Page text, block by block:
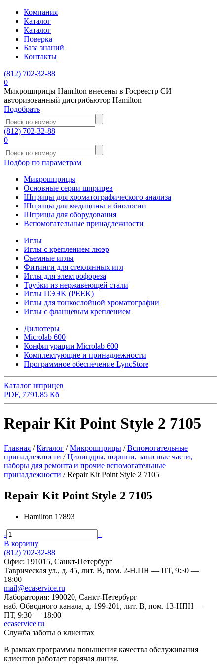
Компания
Каталог
Каталог
Поверка
База знаний
Контакты
(812) 702-32-88
0
Микрошприцы Hamilton внесены в Госреестр СИ
авторизованный дистрибьютор Hamilton
Подобрать
(812) 702-32-88
0
Подбор по параметрам
Микрошприцы
Основные серии шприцев
Шприцы для хроматографического анализа
Шприцы для медицины и биологии
Шприцы для оборудования
Вспомогательные принадлежности
Иглы
Иглы с креплением люэр
Съемные иглы
Фитинги для стеклянных игл
Иглы для электрофореза
Трубки из нержавеющей стали
Иглы ПЭЭK (PEEK)
Иглы для тонкослойной хроматографии
Иглы с фланцевым креплением
Дилютеры
Microlab 600
Конфигурации Microlab 600
Комплектующие и принадлежности
Программное обеспечение LyncStore
Каталог шприцев
PDF, 7791.85 Кб
Repair Kit Point Style 2 7105
Главная /Каталог /Микрошприцы /Вспомогательные
принадлежности /Цилиндры, поршни, запасные части,
наборы для ремонта и прочие вспомогательные
принадлежности /Repair Kit Point Style 2 7105
Repair Kit Point Style 2 7105
Hamilton 17893
-
+
В корзину
(812) 702-32-88
Офис: 191015, Санкт-Петербург
Таврическая ул., д. 45, лит. В, пом. 2-Н.ПН — ПТ, 9:30 —
18:00
mail@ecaservice.ru
Лаборатория: 190020, Санкт-Петербург
наб. Обводного канала, д. 199-201, лит. В, пом. 13-НПН —
ПТ, 9:30 — 18:00
ecaservice.ru
Служба заботы о клиентах
В рамках программы повышения качества обслуживания
клиентов работает горячая линия.